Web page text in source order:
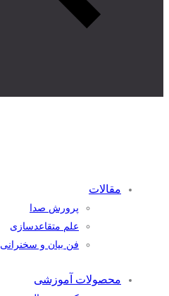
مقالات
پرورش صدا
علم متقاعدسازی
فن بیان و سخنرانی
محصولات آموزشی